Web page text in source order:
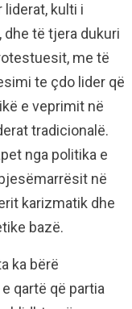
kulti i
dhe të tjera dukuri
me të
te çdo lider që
e veprimit në
tradicionalë.
nga politika e
në
karizmatik dhe
bazë.
ka bërë
qartë që partia